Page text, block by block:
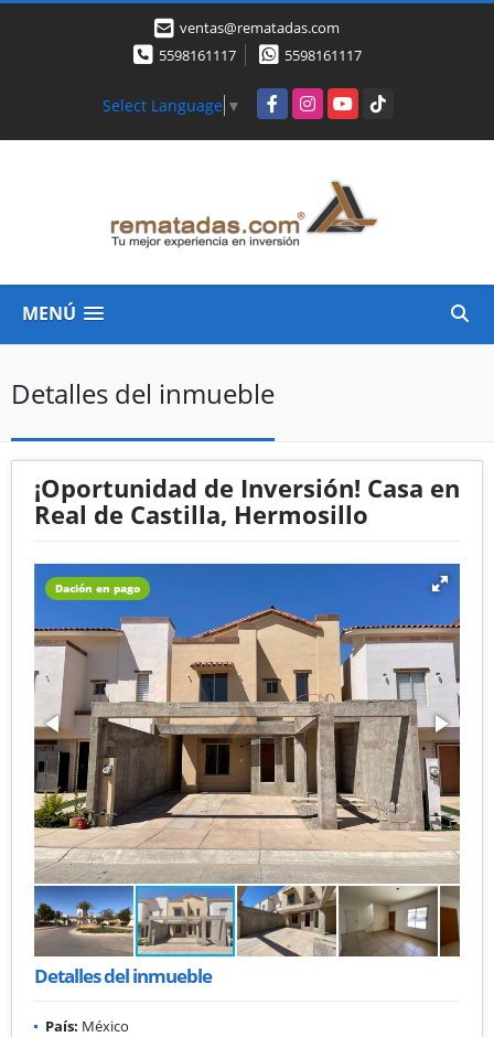
ventas@rematadas.com
5598161117
5598161117
Select Language ▼ FacebookInstagramYouTubeTikTok
MENÚ
Detalles del inmueble
¡Oportunidad de Inversión! Casa en
Real de Castilla, Hermosillo
Dación en pago
Detalles del inmueble
País: México